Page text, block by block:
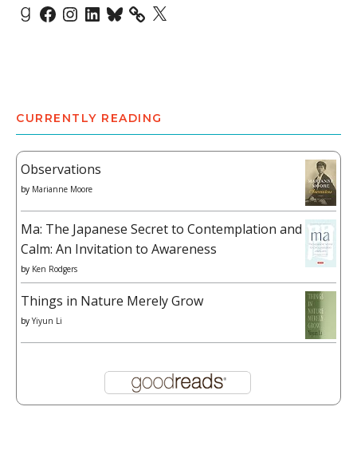
Goodreads
Facebook
Instagram
LinkedIn
Bluesky X
CURRENTLY READING
Observations
by Marianne Moore
Ma: The Japanese Secret to Contemplation and
Calm: An Invitation to Awareness
by Ken Rodgers
Things in Nature Merely Grow
by Yiyun Li